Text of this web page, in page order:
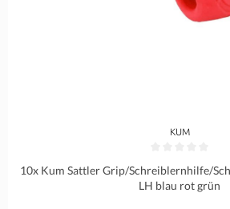
KUM
10x Kum Sattler Grip/Schreiblernhilfe/
LH blau rot grün